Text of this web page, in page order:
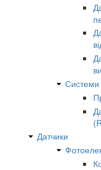
Системи
Датчики